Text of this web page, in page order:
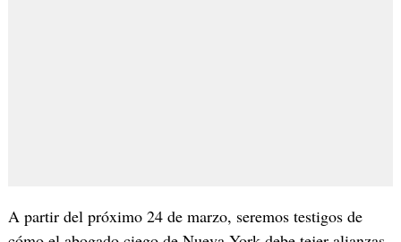
A partir del próximo 24 de marzo, seremos testigos de